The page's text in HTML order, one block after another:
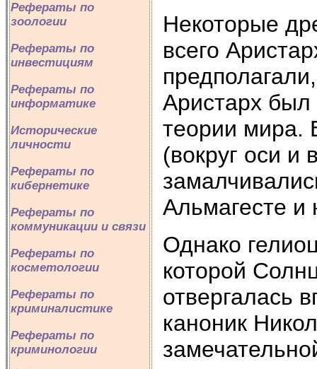
Рефераты по
зоологии
Рефераты по
инвестициям
Рефераты по
информатике
Исторические
личности
Рефераты по
кибернетике
Рефераты по
коммуникации и связи
Рефераты по
косметологии
Рефераты по
криминалистике
Рефераты по
криминологии
Некоторые
всего
Аристарх был
теории мира.
(вокруг оси и
Альмагесте и
Однако
которой
отвергалась
каноник